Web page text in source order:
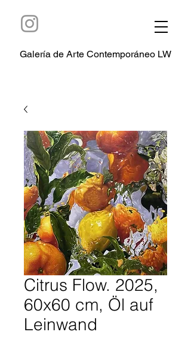
Galería de Arte Contemporáneo LW
Citrus Flow. 2025,
60x60 cm, Öl auf
Leinwand